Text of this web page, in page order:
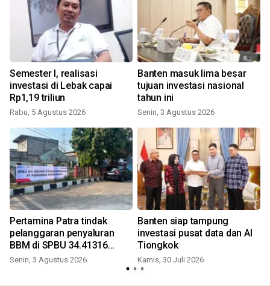
Semester I, realisasi
investasi di Lebak capai
Rp1,19 triliun
Rabu, 5 Agustus 2026
Banten masuk lima besar
tujuan investasi nasional
tahun ini
Senin, 3 Agustus 2026
Pertamina Patra tindak
pelanggaran penyaluran
BBM di SPBU 34.41316
Karawang
Senin, 3 Agustus 2026
Banten siap tampung
investasi pusat data dan AI
Tiongkok
Kamis, 30 Juli 2026